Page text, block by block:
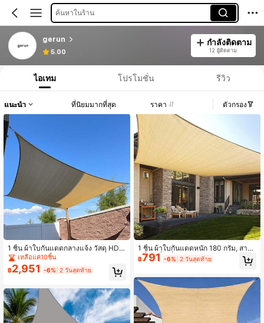
ค้นหาในร้าน
gerun
5.00
กำลังติดตาม
12 ผู้ติดตาม
ไอเทม โปรโมชั่น รีวิว
แนะนำ ที่นิยมมากที่สุด ราคา ตัวกรอง
1 ชิ้น ผ้าใบกันแดดกลางแจ้ง วัสดุ HDP
E หนา 180 กรัม/ตารางเมตร ห่วง D สแ
ตนเลส กันลม ป้องกันรังสี UV 95% ทนต่
อการสึกหรอ ทนต่อการฉีกขาด โครงสร้
รถ/ร่มเงาระเบียง รวมเชือกแบบสุ่ม
เหลือแค่10ชิ้น
฿2,951 -6% 2 วันสุดท้าย
1 ชิ้น ผ้าใบกันแดดหนัก 180 กรัม, สามเ
หลี่ยม/สี่เหลี่ยม สีทราย กันแดดกลางแจ้
ง, วัสดุ HDPE, กันลม, ป้องกันรังสี UV, พ
ย, ผ้าใบชายหาด/ผ้าใบสระว่ายน้ำ/ผ้าใ
บรถ
฿791 -6% 2 วันสุดท้าย